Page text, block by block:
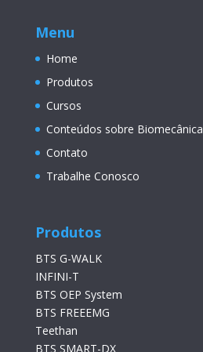
Menu
Home
Produtos
Cursos
Conteúdos sobre Biomecânica
Contato
Trabalhe Conosco
Produtos
BTS G-WALK
INFINI-T
BTS OEP System
BTS FREEEMG
Teethan
BTS SMART-DX